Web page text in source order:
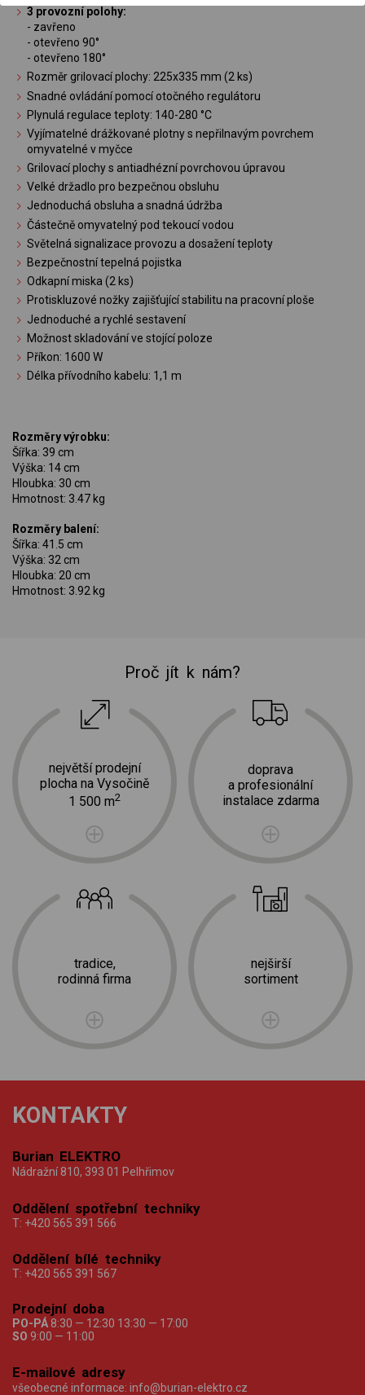
3 provozní polohy:
- zavřeno
- otevřeno 90°
- otevřeno 180°
Rozměr grilovací plochy: 225x335 mm (2 ks)
Snadné ovládání pomocí otočného regulátoru
Plynulá regulace teploty: 140-280 °C
Vyjímatelné drážkované plotny s nepřilnavým povrchem
omyvatelné v myčce
Grilovací plochy s antiadhézní povrchovou úpravou
Velké držadlo pro bezpečnou obsluhu
Jednoduchá obsluha a snadná údržba
Částečně omyvatelný pod tekoucí vodou
Světelná signalizace provozu a dosažení teploty
Bezpečnostní tepelná pojistka
Odkapní miska (2 ks)
Protiskluzové nožky zajišťující stabilitu na pracovní ploše
Jednoduché a rychlé sestavení
Možnost skladování ve stojící poloze
Příkon: 1600 W
Délka přívodního kabelu: 1,1 m
Rozměry výrobku:
Šířka: 39 cm
Výška: 14 cm
Hloubka: 30 cm
Hmotnost: 3.47 kg
Rozměry balení:
Šířka: 41.5 cm
Výška: 32 cm
Hloubka: 20 cm
Hmotnost: 3.92 kg
Proč jít k nám?
největší prodejní
plocha na Vysočině
1 500 m2
tradice,
rodinná firma
doprava
a profesionální
instalace zdarma
nejširší
sortiment
KONTAKTY
Burian ELEKTRO
Nádražní 810, 393 01 Pelhřimov
Oddělení spotřební techniky
T: +420 565 391 566
Oddělení bílé techniky
T: +420 565 391 567
Prodejní doba
PO-PÁ 8:30 — 12:30 13:30 — 17:00
SO 9:00 — 11:00
E-mailové adresy
všeobecné informace: info@burian-elektro.cz